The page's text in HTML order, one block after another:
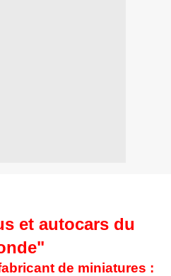
et autocars du
de miniatures :